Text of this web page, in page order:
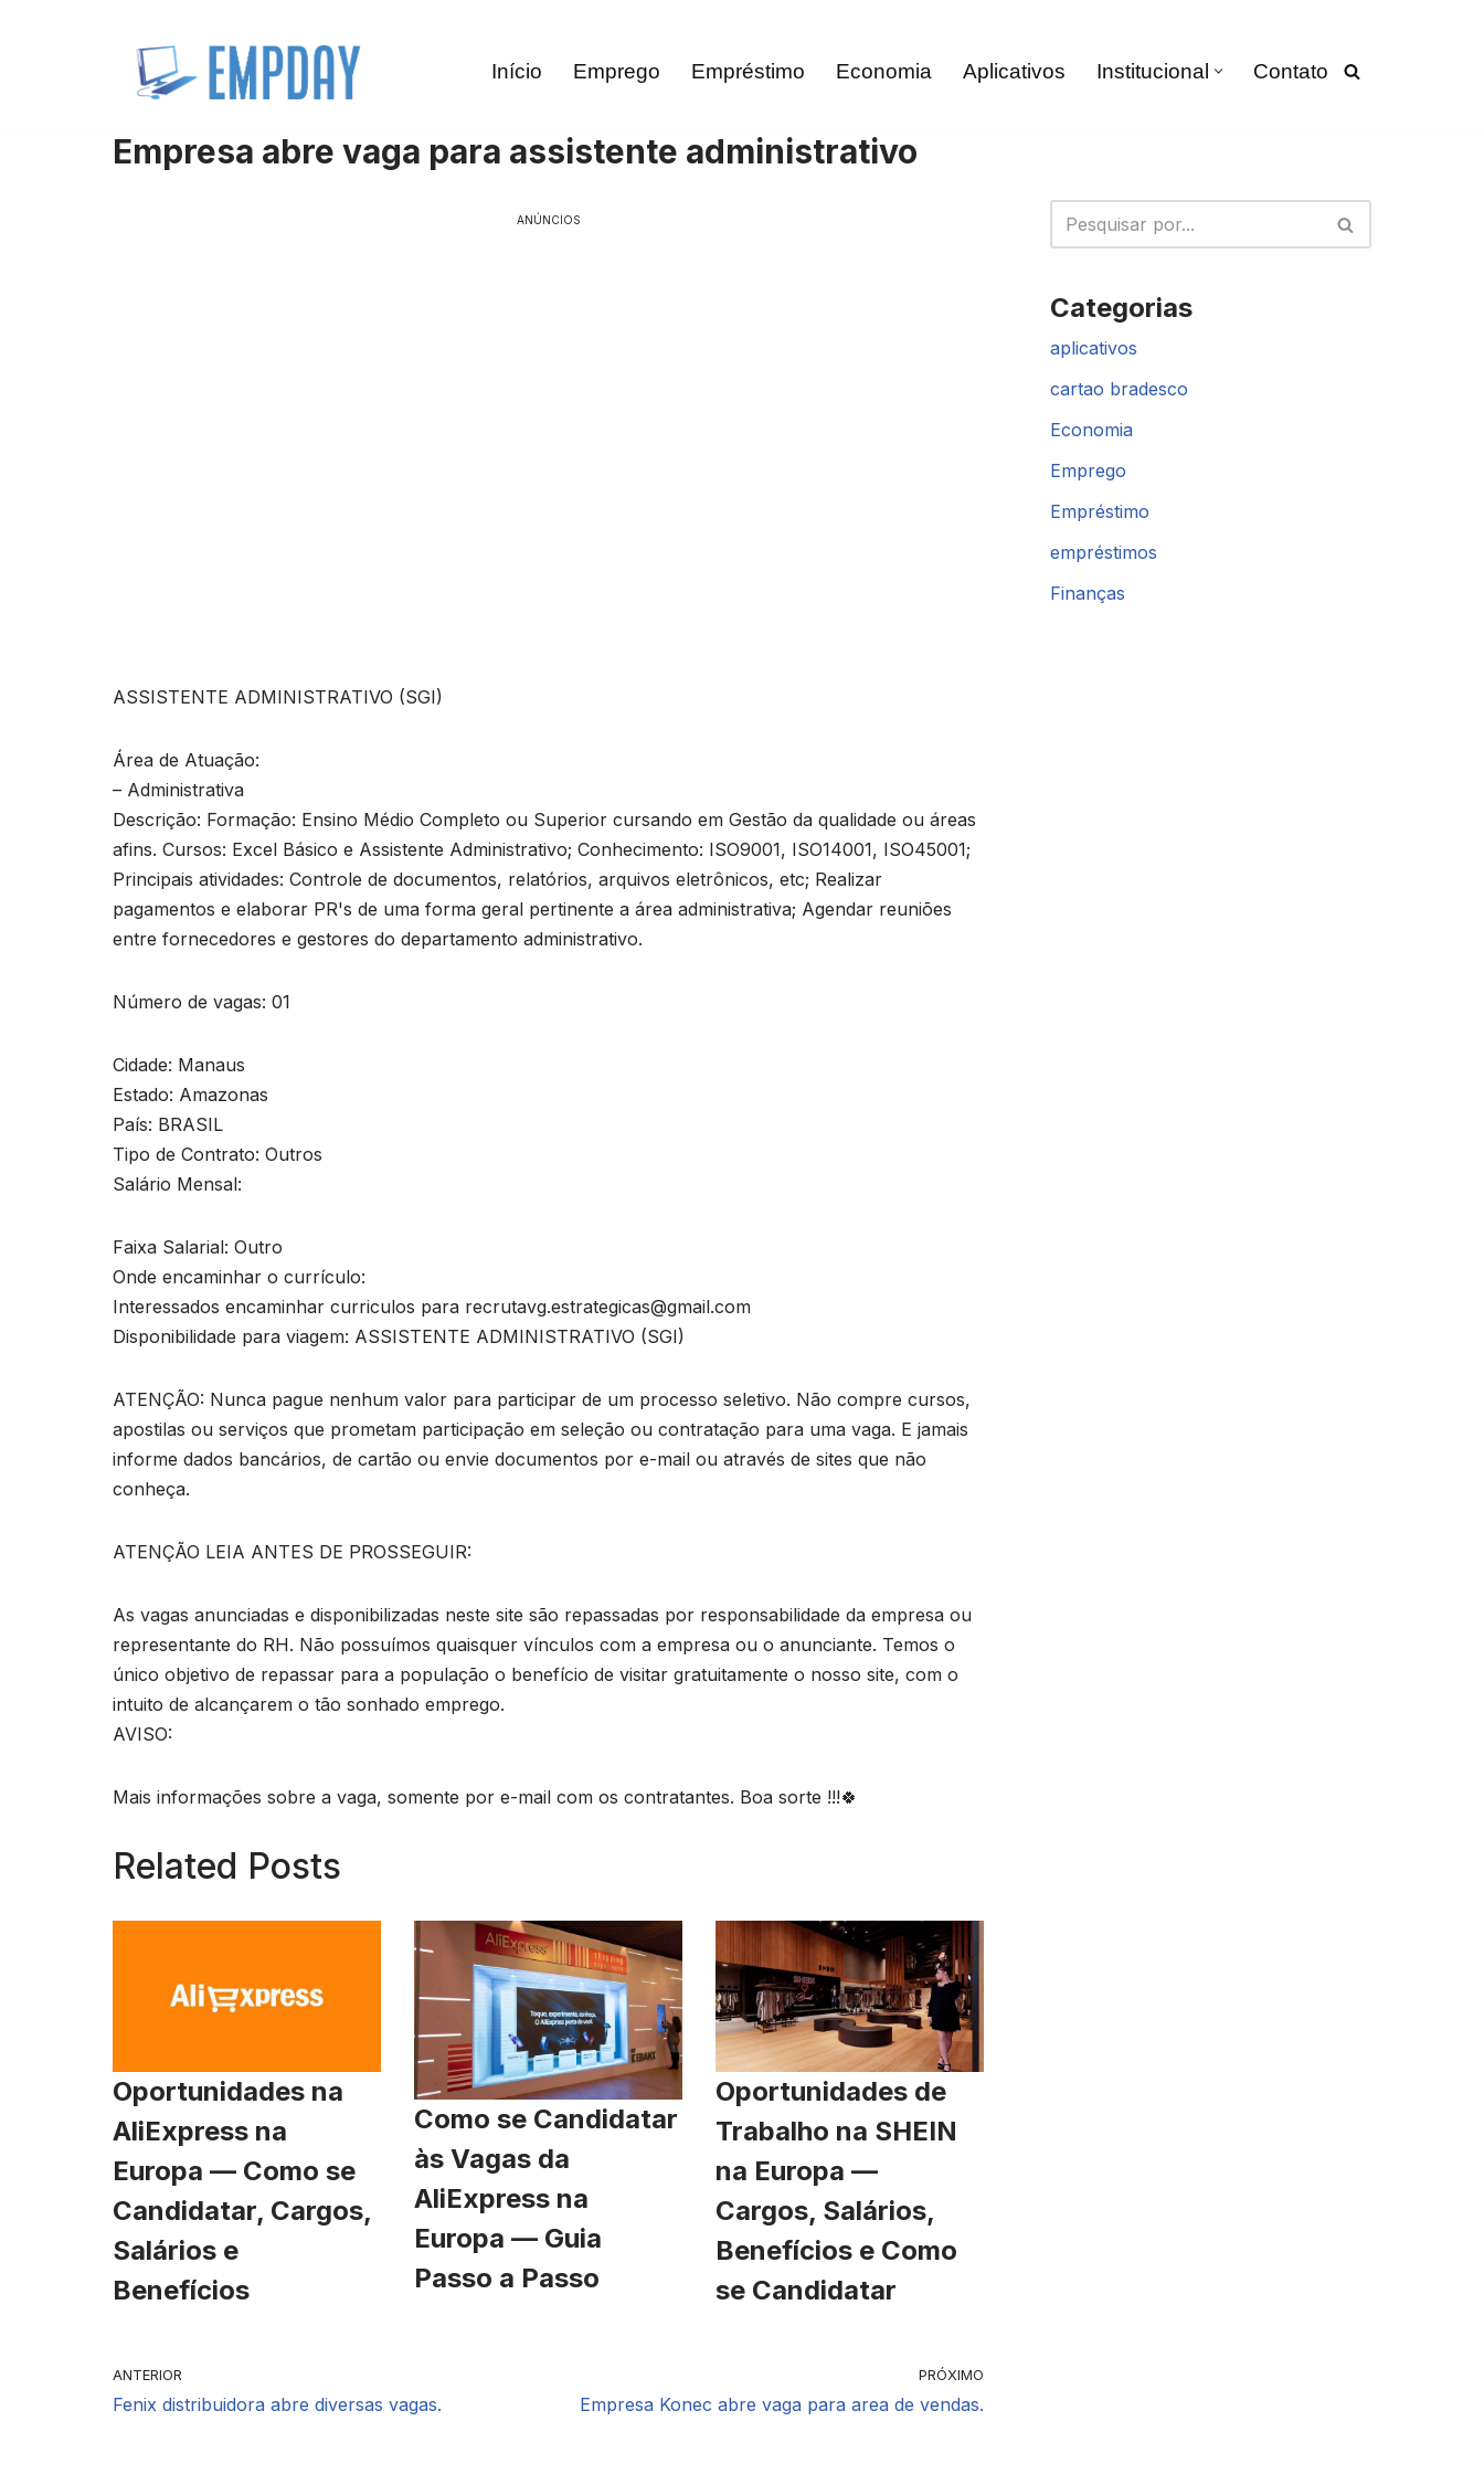
Início Emprego Empréstimo Economia Aplicativos Institucional Contato
Empresa abre vaga para assistente administrativo
ANÚNCIOS
ASSISTENTE ADMINISTRATIVO (SGI)
Área de Atuação:
– Administrativa
Descrição: Formação: Ensino Médio Completo ou Superior cursando em Gestão da qualidade ou áreas
afins. Cursos: Excel Básico e Assistente Administrativo; Conhecimento: ISO9001, ISO14001, ISO45001;
Principais atividades: Controle de documentos, relatórios, arquivos eletrônicos, etc; Realizar
pagamentos e elaborar PR's de uma forma geral pertinente a área administrativa; Agendar reuniões
entre fornecedores e gestores do departamento administrativo.
Número de vagas: 01
Cidade: Manaus
Estado: Amazonas
País: BRASIL
Tipo de Contrato: Outros
Salário Mensal:
Faixa Salarial: Outro
Onde encaminhar o currículo:
Interessados encaminhar curriculos para recrutavg.estrategicas@gmail.com
Disponibilidade para viagem: ASSISTENTE ADMINISTRATIVO (SGI)
ATENÇÃO: Nunca pague nenhum valor para participar de um processo seletivo. Não compre cursos,
apostilas ou serviços que prometam participação em seleção ou contratação para uma vaga. E jamais
informe dados bancários, de cartão ou envie documentos por e-mail ou através de sites que não
conheça.
ATENÇÃO LEIA ANTES DE PROSSEGUIR:
As vagas anunciadas e disponibilizadas neste site são repassadas por responsabilidade da empresa ou
representante do RH. Não possuímos quaisquer vínculos com a empresa ou o anunciante. Temos o
único objetivo de repassar para a população o benefício de visitar gratuitamente o nosso site, com o
intuito de alcançarem o tão sonhado emprego.
AVISO:
Mais informações sobre a vaga, somente por e-mail com os contratantes. Boa sorte !!!🍀
Related Posts
Oportunidades na
AliExpress na
Europa — Como se
Candidatar, Cargos,
Salários e
Benefícios
Como se Candidatar
às Vagas da
AliExpress na
Europa — Guia
Passo a Passo
Oportunidades de
Trabalho na SHEIN
na Europa —
Cargos, Salários,
Benefícios e Como
se Candidatar
ANTERIOR
Fenix distribuidora abre diversas vagas.
PRÓXIMO
Empresa Konec abre vaga para area de vendas.
Categorias
aplicativos
cartao bradesco
Economia
Emprego
Empréstimo
empréstimos
Finanças